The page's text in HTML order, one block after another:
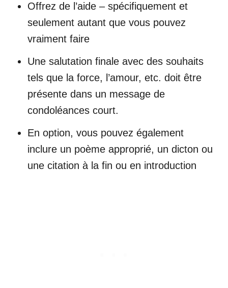
Offrez de l’aide – spécifiquement et
seulement autant que vous pouvez
vraiment faire
Une salutation finale avec des souhaits
tels que la force, l’amour, etc. doit être
présente dans un message de
condoléances court.
En option, vous pouvez également
inclure un poème approprié, un dicton ou
une citation à la fin ou en introduction